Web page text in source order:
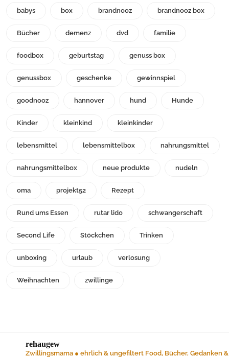
babys box brandnooz brandnooz box
Bücher demenz dvd familie
foodbox geburtstag genuss box
genussbox geschenke gewinnspiel
goodnooz hannover hund Hunde
Kinder kleinkind kleinkinder
lebensmittel lebensmittelbox nahrungsmittel
nahrungsmittelbox neue produkte nudeln
oma projekt52 Rezept
Rund ums Essen rutar lido schwangerschaft
Second Life Stöckchen Trinken
unboxing urlaub verlosung
Weihnachten zwillinge
rehaugew
Zwillingsmama ● ehrlich & ungefiltert Food, Bücher, Gedanken &